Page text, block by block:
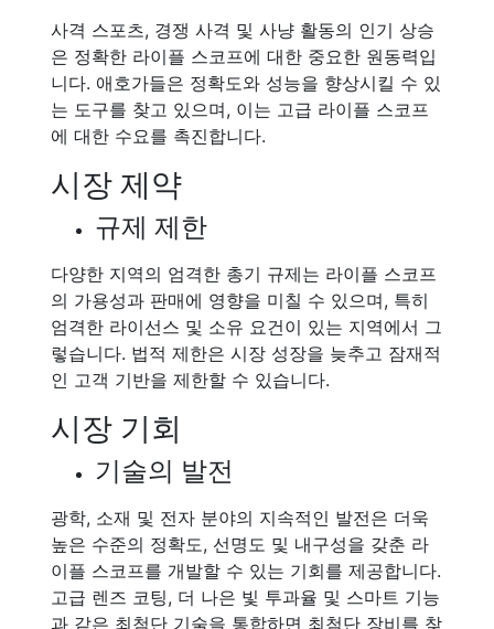
사격 스포츠, 경쟁 사격 및 사냥 활동의 인기 상승
은 정확한 라이플 스코프에 대한 중요한 원동력입
니다. 애호가들은 정확도와 성능을 향상시킬 수 있
는 도구를 찾고 있으며, 이는 고급 라이플 스코프
에 대한 수요를 촉진합니다.
시장 제약
규제 제한
다양한 지역의 엄격한 총기 규제는 라이플 스코프
의 가용성과 판매에 영향을 미칠 수 있으며, 특히
엄격한 라이선스 및 소유 요건이 있는 지역에서 그
렇습니다. 법적 제한은 시장 성장을 늦추고 잠재적
인 고객 기반을 제한할 수 있습니다.
시장 기회
기술의 발전
광학, 소재 및 전자 분야의 지속적인 발전은 더욱
높은 수준의 정확도, 선명도 및 내구성을 갖춘 라
이플 스코프를 개발할 수 있는 기회를 제공합니다.
고급 렌즈 코팅, 더 나은 빛 투과율 및 스마트 기능
과 같은 최첨단 기술을 통합하면 최첨단 장비를 찾